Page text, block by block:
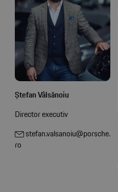
Ștefan Vâlsănoiu
Director executiv
stefan.valsanoiu@porsche.
ro